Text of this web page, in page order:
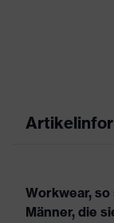
Workwear,
Männer, die